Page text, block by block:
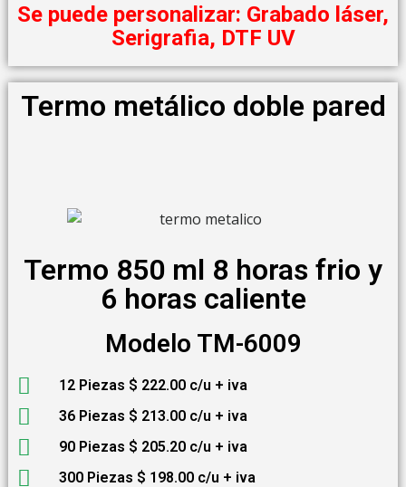
Se puede personalizar: Grabado láser,
Serigrafia, DTF UV
Termo metálico doble pared
Termo 850 ml 8 horas frio y
6 horas caliente
Modelo TM-6009
12 Piezas $ 222.00 c/u + iva
36 Piezas $ 213.00 c/u + iva
90 Piezas $ 205.20 c/u + iva
300 Piezas $ 198.00 c/u + iva